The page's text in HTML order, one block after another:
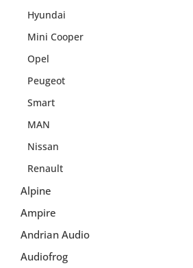
Hyundai
Mini Cooper
Opel
Peugeot
Smart
MAN
Nissan
Renault
Alpine
Ampire
Andrian Audio
Audiofrog